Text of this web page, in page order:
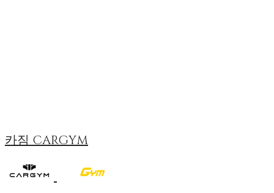
카짐 CARGYM